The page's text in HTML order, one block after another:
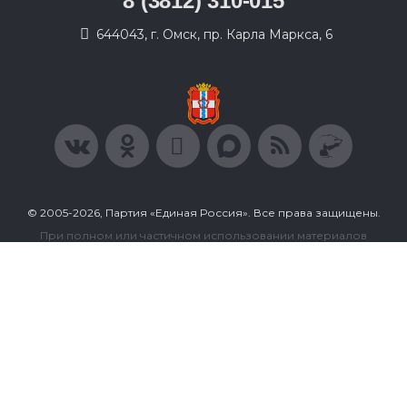
644043, г. Омск, пр. Карла Маркса, 6
© 2005-2026, Партия «Единая Россия». Все права защищены.
При полном или частичном использовании материалов